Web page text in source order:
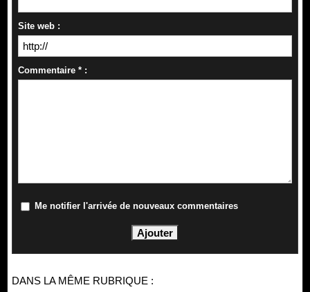
Site web :
Commentaire * :
Me notifier l'arrivée de nouveaux commentaires
DANS LA MÊME RUBRIQUE :